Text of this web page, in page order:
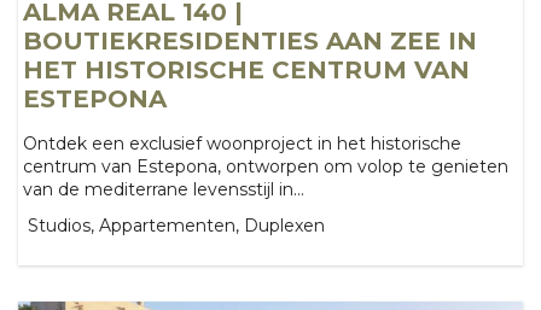
ALMA REAL 140 |
BOUTIEKRESIDENTIES AAN ZEE IN
HET HISTORISCHE CENTRUM VAN
ESTEPONA
Ontdek een exclusief woonproject in het historische
centrum van Estepona, ontworpen om volop te genieten
van de mediterrane levensstijl in...
Studios, Appartementen, Duplexen